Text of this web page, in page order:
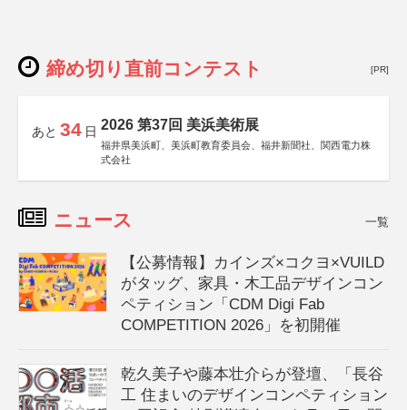
締め切り直前コンテスト [PR]
あと 34 日 2026 第37回 美浜美術展
福井県美浜町、美浜町教育委員会、福井新聞社、関西電力株
式会社
ニュース 一覧
【公募情報】カインズ×コクヨ×VUILD
がタッグ、家具・木工品デザインコン
ペティション「CDM Digi Fab
COMPETITION 2026」を初開催
乾久美子や藤本壮介らが登壇、「長谷
工 住まいのデザインコンペティション